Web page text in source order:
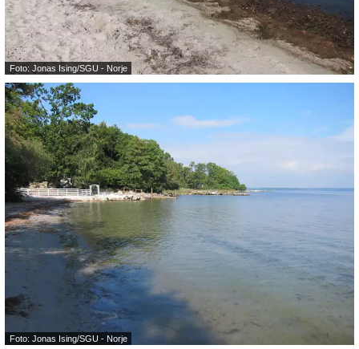
Foto: Jonas Ising/SGU - Norje
Foto: Jonas Ising/SGU - Norje